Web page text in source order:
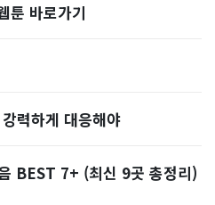
바로가기
력하게 대응해야
BEST 7+ (최신 9곳 총정리)